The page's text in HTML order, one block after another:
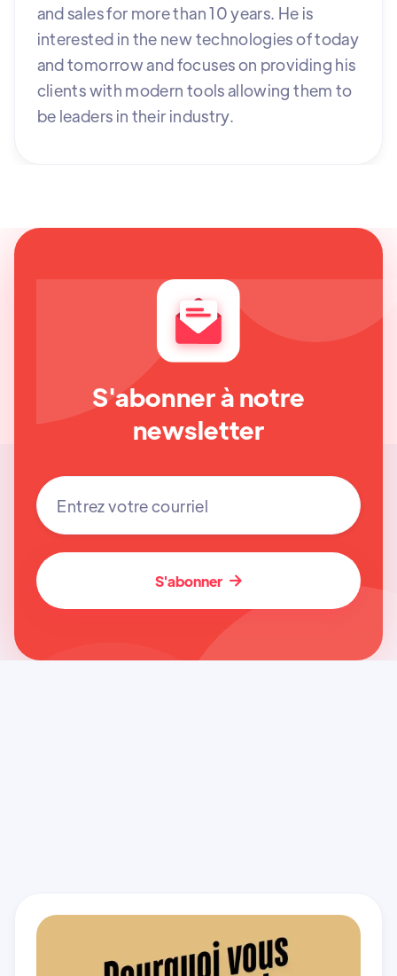
and sales for more than 10 years. He is
interested in the new technologies of today
and tomorrow and focuses on providing his
clients with modern tools allowing them to
be leaders in their industry.
S'abonner à notre
newsletter
